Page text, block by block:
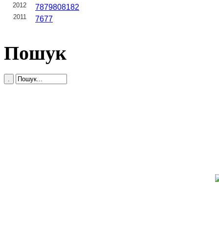
2012 7879808182
2011 7677
Пошук